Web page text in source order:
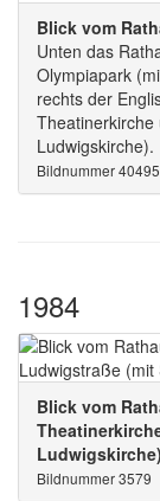
Blick vom
Unten das
Olympiapark
rechts der
Ludwigskirche).
Bildnummer 40495
1984
Blick vom
Ludwigskirche)
Bildnummer 3579